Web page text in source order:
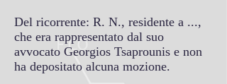
Del ricorrente: R. N., residente a ...,
che era rappresentato dal suo
avvocato Georgios Tsaprounis e non
ha depositato alcuna mozione.